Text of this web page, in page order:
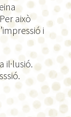
això
i
il·lusió.